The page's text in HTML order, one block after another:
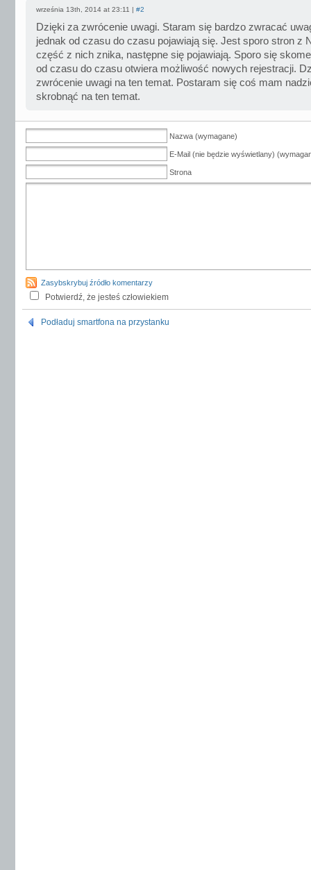
września 13th, 2014 at 23:11 | #2
Dzięki za zwrócenie uwagi. Staram się bardzo zwracać
jednak od czasu do czasu pojawiają się. Jest sporo stron z
część z nich znika, następne się pojawiają. Sporo się
od czasu do czasu otwiera możliwość nowych rejestracji.
zwrócenie uwagi na ten temat. Postaram się coś mam
skrobnąć na ten temat.
Nazwa (wymagane)
E-Mail (nie będzie wyświetlany)
Strona
Zasybskrybuj źródło komentarzy
Potwierdź, że jesteś człowiekiem
Podładuj smartfona na przystanku